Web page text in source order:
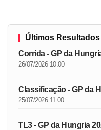
Últimos Resultados
Corrida - GP da
26/07/2026 10:00
Classificação - GP da
25/07/2026 11:00
TL3 - GP da Hungria